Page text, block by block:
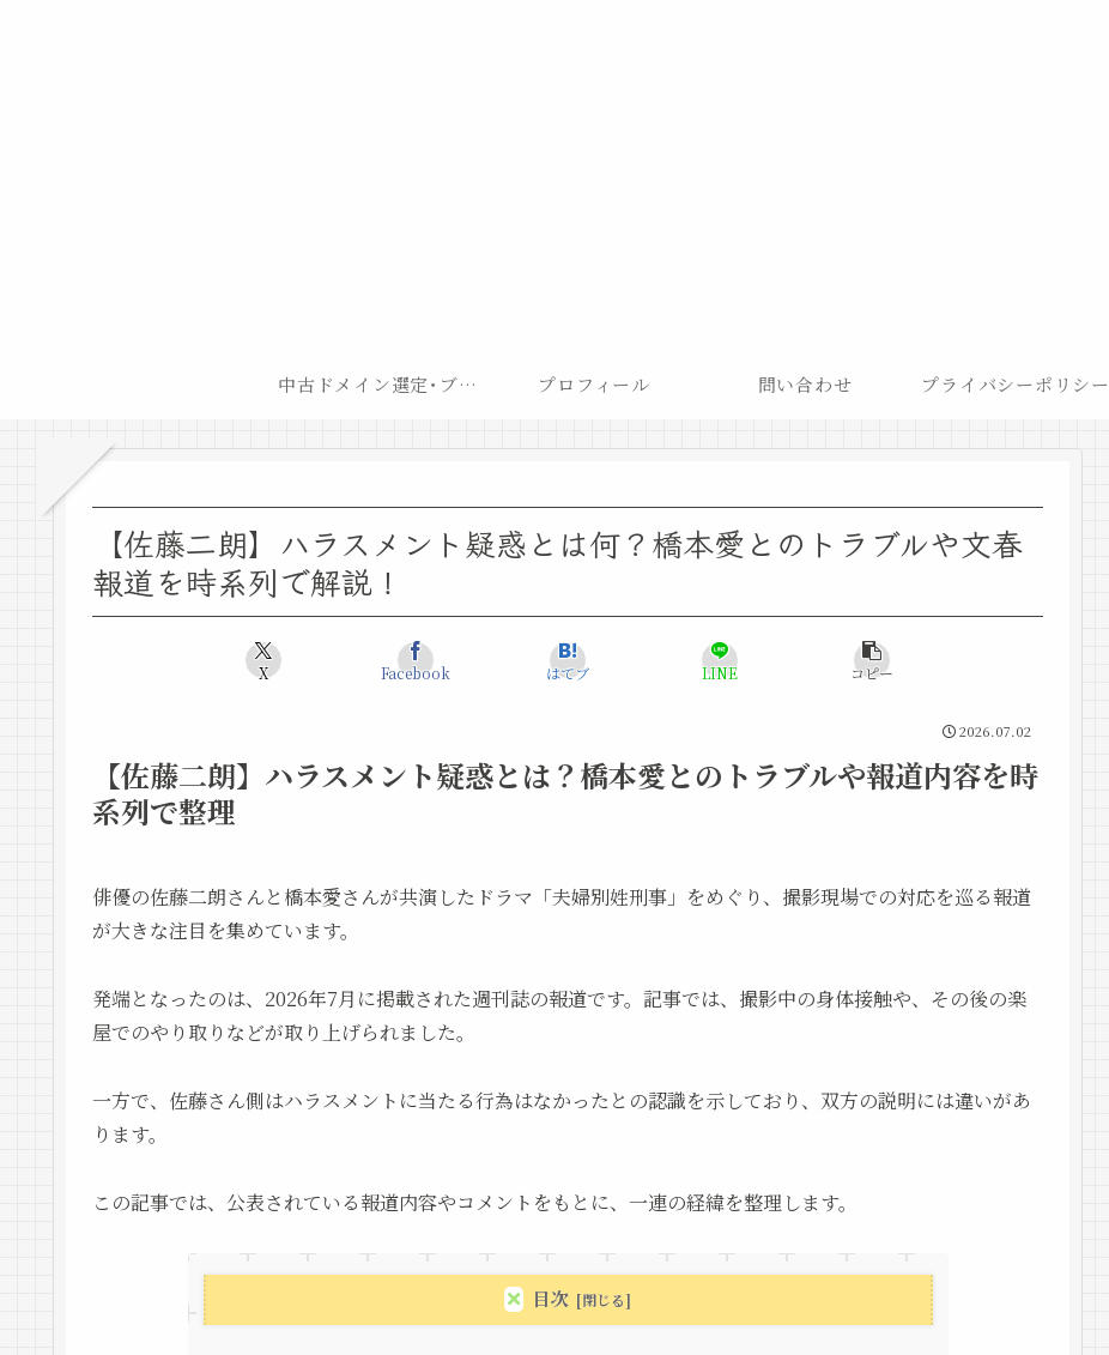
中古ドメイン選定･ブログ開設後最短での収益化戦略 プロフィール 問い合わせ プライバシーポリシー
【佐藤二朗】ハラスメント疑惑とは何？橋本愛とのトラブルや文春
報道を時系列で解説！
X Facebook はてブ LINE コピー
2026.07.02
【佐藤二朗】ハラスメント疑惑とは？橋本愛とのトラブルや報道内容を時
系列で整理
俳優の佐藤二朗さんと橋本愛さんが共演したドラマ「夫婦別姓刑事」をめぐり、撮影現場での対応を巡る報道
が大きな注目を集めています。
発端となったのは、2026年7月に掲載された週刊誌の報道です。記事では、撮影中の身体接触や、その後の楽
屋でのやり取りなどが取り上げられました。
一方で、佐藤さん側はハラスメントに当たる行為はなかったとの認識を示しており、双方の説明には違いがあ
ります。
この記事では、公表されている報道内容やコメントをもとに、一連の経緯を整理します。
目次